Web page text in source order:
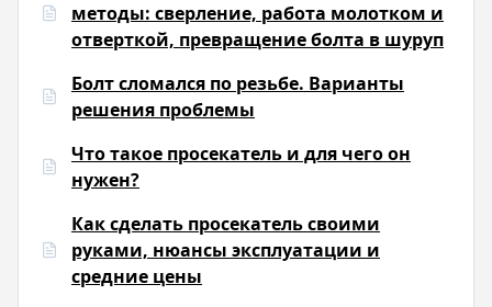
методы: сверление, работа молотком и
отверткой, превращение болта в шуруп
Болт сломался по резьбе. Варианты
решения проблемы
Что такое просекатель и для чего он
нужен?
Как сделать просекатель своими
руками, нюансы эксплуатации и
средние цены